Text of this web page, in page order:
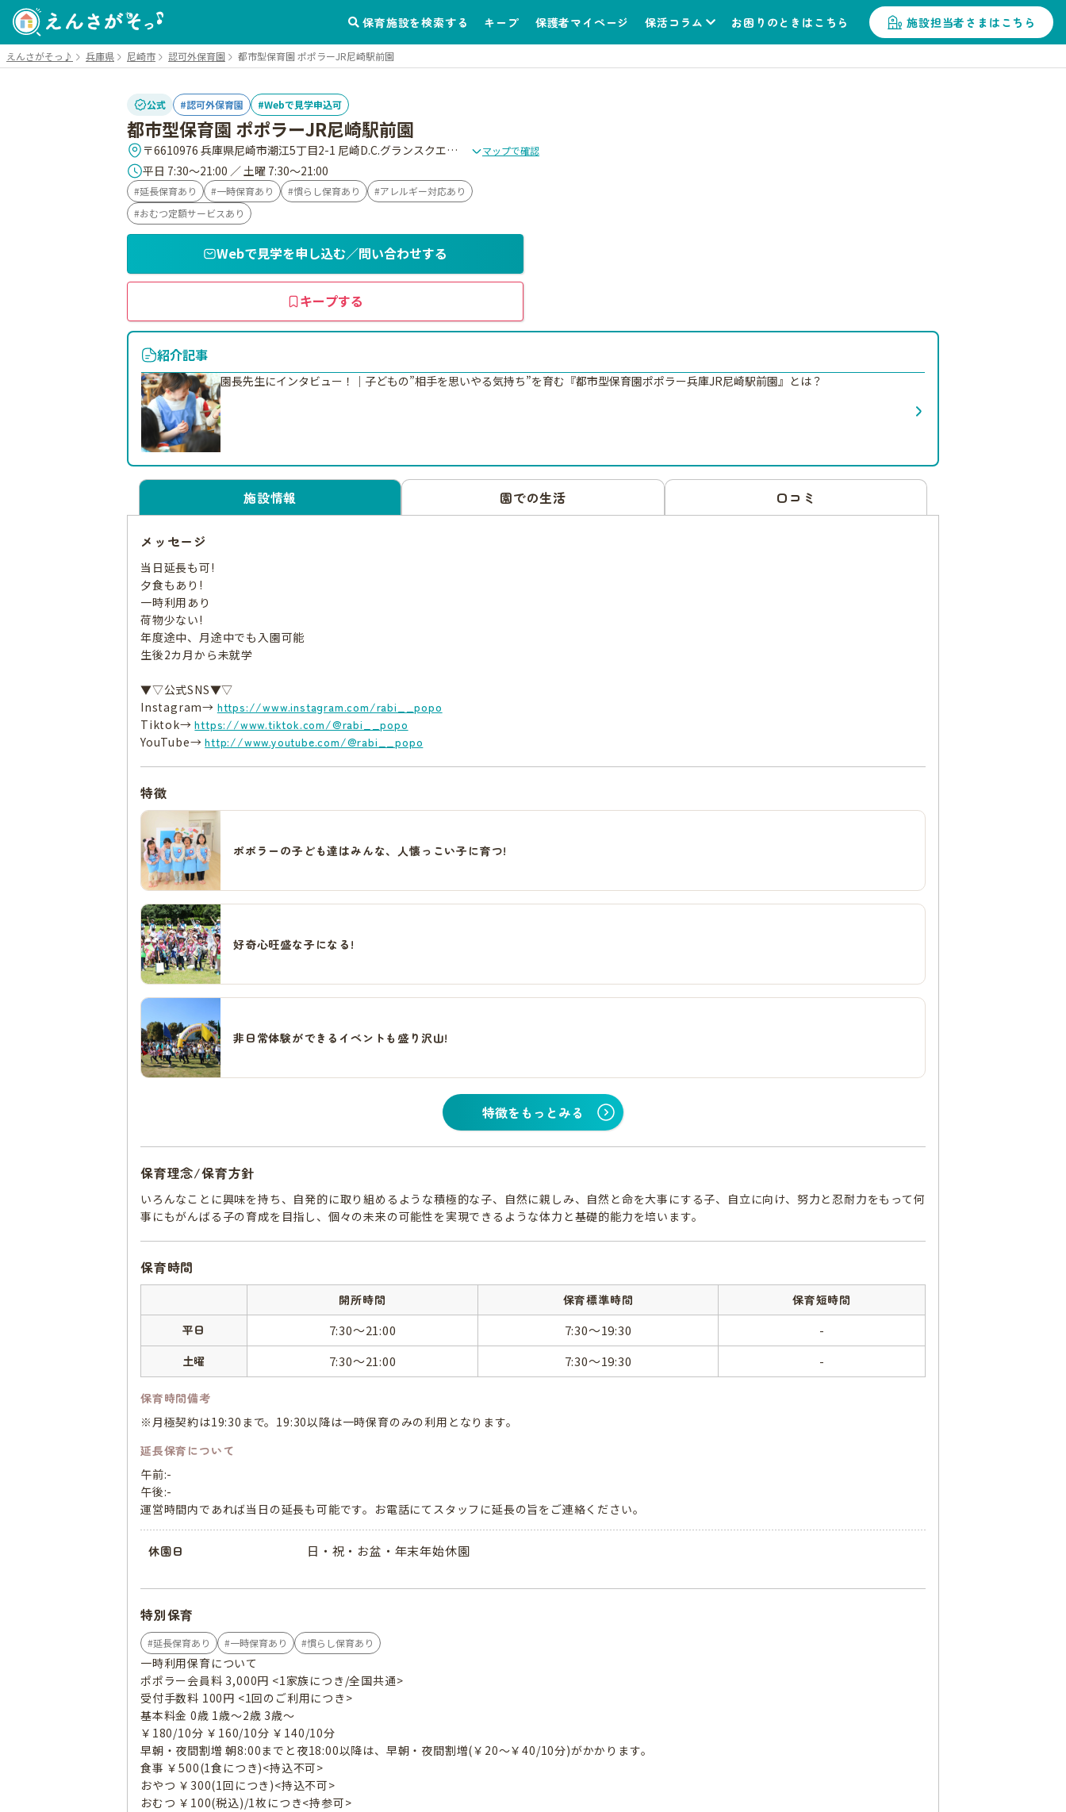
保育施設を検索する キープ 保護者マイページ 保活コラム お困りのときはこちら 施設担当者さまはこちら
えんさがそっ♪ 兵庫県 尼崎市 認可外保育園 都市型保育園 ポポラーJR尼崎駅前園
公式 認可外保育園 Webで見学申込可
都市型保育園 ポポラーJR尼崎駅前園
〒6610976 兵庫県尼崎市潮江5丁目2-1 尼崎D.C.グランスクエアWEST1F マップで確認
平日 7:30～21:00 ／ 土曜 7:30～21:00
延長保育あり 一時保育あり 慣らし保育あり
アレルギー対応あり
おむつ定額サービスあり
Webで見学を申し込む／問い合わせする
キープする
紹介記事
園長先生にインタビュー！｜子どもの”相手を思いやる気持ち”を育む『都市型保育園ポポラー兵庫JR尼崎駅前園』とは？
施設情報 園での生活 口コミ
メッセージ
当日延長も可!
夕食もあり!
一時利用あり
荷物少ない!
年度途中、月途中でも入園可能
生後2カ月から未就学
▼▽公式SNS▼▽
Instagram→ https://www.instagram.com/rabi__popo
Tiktok→https://www.tiktok.com/@rabi__popo
YouTube→http://www.youtube.com/@rabi__popo
特徴
ポポラーの子ども達はみんな、人懐っこい子に育つ!
好奇心旺盛な子になる!
非日常体験ができるイベントも盛り沢山!
特徴をもっとみる
保育理念/保育方針
いろんなことに興味を持ち、自発的に取り組めるような積極的な子、自然に親しみ、自然と命を大事にする子、自立に向け、努力と忍耐力をもって何
事にもがんばる子の育成を目指し、個々の未来の可能性を実現できるような体力と基礎的能力を培います。
保育時間
開所時間 保育標準時間
保育短時間
平日
7:30～21:00 7:30～19:30 -
土曜 7:30～21:00 7:30～19:30 -
保育時間備考
※月極契約は19:30まで。19:30以降は一時保育のみの利用となります。
延長保育について
午前:-
午後:-
運営時間内であれば当日の延長も可能です。お電話にてスタッフに延長の旨をご連絡ください。
休園日 日・祝・お盆・年末年始休園
特別保育
延長保育あり 一時保育あり 慣らし保育あり
一時利用保育について
ポポラー会員料 3,000円 <1家族につき/全国共通>
受付手数料 100円 <1回のご利用につき>
基本料金 0歳 1歳～2歳 3歳～
￥180/10分 ￥160/10分 ￥140/10分
早朝・夜間割増 朝8:00までと夜18:00以降は、早朝・夜間割増(￥20～￥40/10分)がかかります。
食事 ￥500(1食につき)<持込不可>
おやつ ￥300(1回につき)<持込不可>
おむつ ￥100(税込)/1枚につき<持参可>